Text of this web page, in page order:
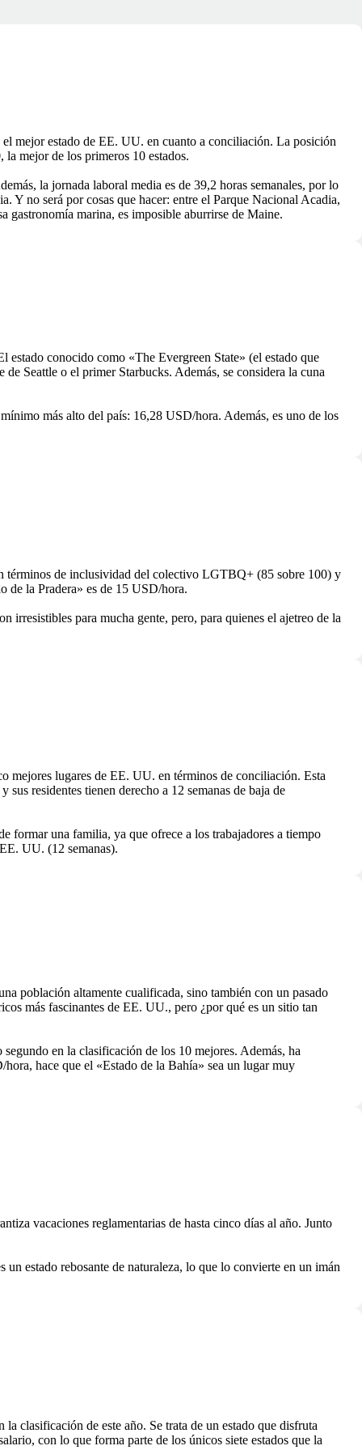
mejor estado de EE. UU. en cuanto a conciliación. La posición
mejor de los primeros 10 estados.
la jornada laboral media es de 39,2 horas semanales, por lo
Y no será por cosas que hacer: entre el Parque Nacional Acadia,
gastronomía marina, es imposible aburrirse de Maine.
conocido como «The Evergreen State» (el estado que
Seattle o el primer Starbucks. Además, se considera la cuna
más alto del país: 16,28 USD/hora. Además, es uno de los
términos de inclusividad del colectivo LGTBQ+ (85 sobre 100) y
de la Pradera» es de 15 USD/hora.
irresistibles para mucha gente, pero, para quienes el ajetreo de la
mejores lugares de EE. UU. en términos de conciliación. Esta
residentes tienen derecho a 12 semanas de baja de
formar una familia, ya que ofrece a los trabajadores a tiempo
UU. (12 semanas).
población altamente cualificada, sino también con un pasado
más fascinantes de EE. UU., pero ¿por qué es un sitio tan
en la clasificación de los 10 mejores. Además, ha
hace que el «Estado de la Bahía» sea un lugar muy
vacaciones reglamentarias de hasta cinco días al año. Junto
estado rebosante de naturaleza, lo que lo convierte en un imán
clasificación de este año. Se trata de un estado que disfruta
con lo que forma parte de los únicos siete estados que la